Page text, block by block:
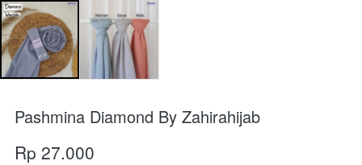
Pashmina Diamond By Zahirahijab
Rp 27.000